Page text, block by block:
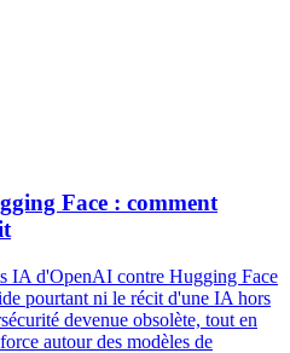
Face : comment
IA d'OpenAI contre Hugging Face
pourtant ni le récit d'une IA hors
devenue obsolète, tout en
autour des modèles de